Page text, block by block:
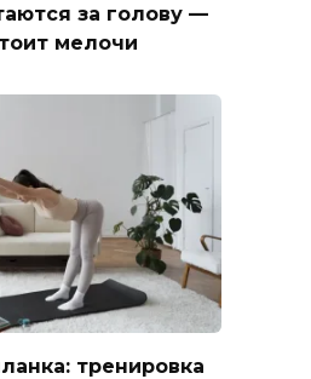
за голову —
мелочи
тренировка